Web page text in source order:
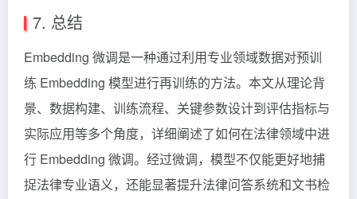
7. 总结
Embedding 微调是一种通过利用专业领域数据对预训
练 Embedding 模型进行再训练的方法。本文从理论背
景、数据构建、训练流程、关键参数设计到评估指标与
实际应用等多个角度，详细阐述了如何在法律领域中进
行 Embedding 微调。经过微调，模型不仅能更好地捕
捉法律专业语义，还能显著提升法律问答系统和文书检